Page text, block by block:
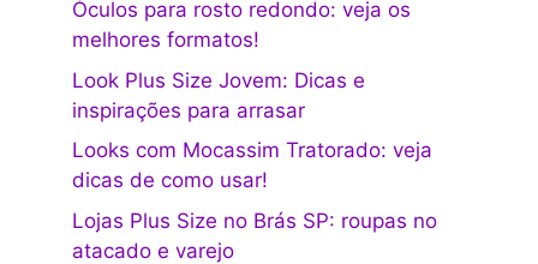
Óculos para rosto redondo: veja os
melhores formatos!
Look Plus Size Jovem: Dicas e
inspirações para arrasar
Looks com Mocassim Tratorado: veja
dicas de como usar!
Lojas Plus Size no Brás SP: roupas no
atacado e varejo